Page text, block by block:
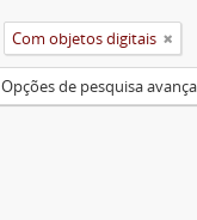
Com objetos digitais
Opções de pesquisa